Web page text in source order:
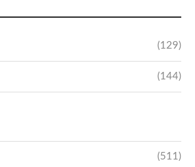
(129)
(144)
(511)